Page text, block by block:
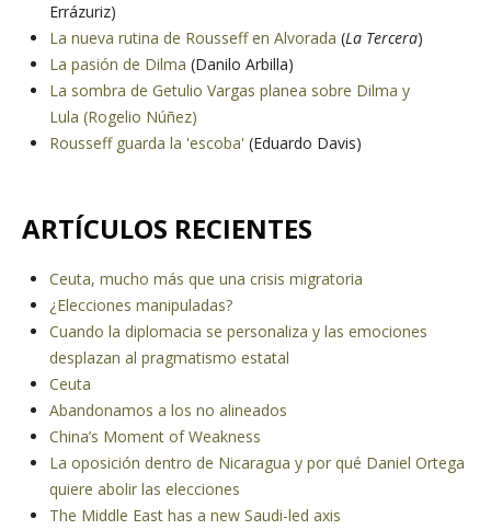
Errázuriz)
La nueva rutina de Rousseff en Alvorada (La Tercera)
La pasión de Dilma (Danilo Arbilla)
La sombra de Getulio Vargas planea sobre Dilma y
Lula (Rogelio Núñez)
Rousseff guarda la 'escoba' (Eduardo Davis)
ARTÍCULOS RECIENTES
Ceuta, mucho más que una crisis migratoria
¿Elecciones manipuladas?
Cuando la diplomacia se personaliza y las emociones
desplazan al pragmatismo estatal
Ceuta
Abandonamos a los no alineados
China’s Moment of Weakness
La oposición dentro de Nicaragua y por qué Daniel Ortega
quiere abolir las elecciones
The Middle East has a new Saudi-led axis